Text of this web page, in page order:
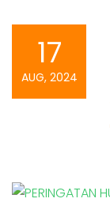
17
AUG, 2024